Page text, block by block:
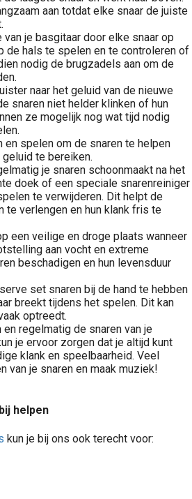
aan totdat elke snaar de juiste
je basgitaar door elke snaar op
de hals te spelen en te controleren of
nodig de brugzadels aan om de
naar het geluid van de nieuwe
snaren niet helder klinken of hun
ze mogelijk nog wat tijd nodig
spelen om de snaren te helpen
te bereiken.
je snaren schoonmaakt na het
doek of een speciale snarenreiniger
te verwijderen. Dit helpt de
te verlengen en hun klank fris te
een veilige en droge plaats wanneer
aan vocht en extreme
beschadigen en hun levensduur
set snaren bij de hand te hebben
breekt tijdens het spelen. Dit kan
optreedt.
regelmatig de snaren van je
je ervoor zorgen dat je altijd kunt
klank en speelbaarheid. Veel
van je snaren en maak muziek!
helpen
kun je bij ons ook terecht voor: